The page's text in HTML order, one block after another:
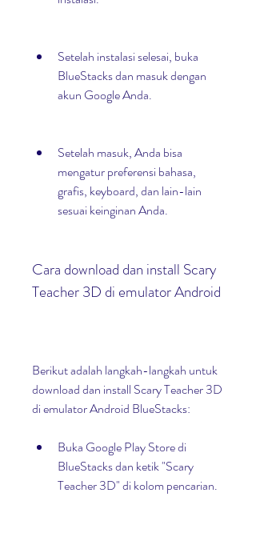
Setelah instalasi selesai, buka
BlueStacks dan masuk dengan
akun Google Anda.
Setelah masuk, Anda bisa
mengatur preferensi bahasa,
grafis, keyboard, dan lain-lain
sesuai keinginan Anda.
Cara download dan install Scary
Teacher 3D di emulator Android
Berikut adalah langkah-langkah untuk
download dan install Scary Teacher 3D
di emulator Android BlueStacks:
Buka Google Play Store di
BlueStacks dan ketik "Scary
Teacher 3D" di kolom pencarian.